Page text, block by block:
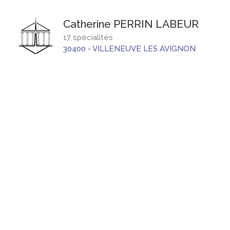
Catherine PERRIN LABEUR
17 spécialités
30400 - VILLENEUVE LES AVIGNON